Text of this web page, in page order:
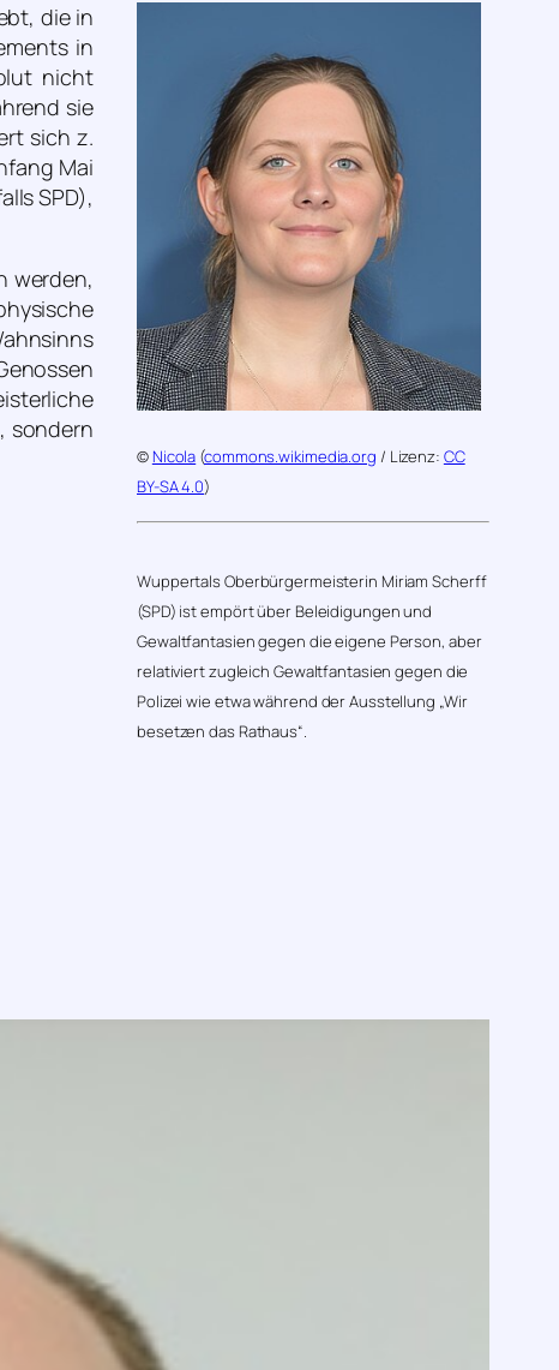
© Nicola (commons.wikimedia.org / Lizenz: CC
BY-SA 4.0)
Wuppertals Oberbürgermeisterin Miriam Scherff
(SPD) ist empört über Beleidigungen und
Gewaltfantasien gegen die eigene Person, aber
relativiert zugleich Gewaltfantasien gegen die
Polizei wie etwa während der Ausstellung „Wir
besetzen das Rathaus“.
die in
in
nicht
sie
sich z.
Mai
SPD),
werden,
sondern